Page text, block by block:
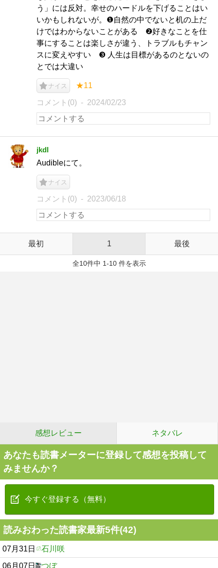
う」には反対。幸せのハードルを下げることはい
いかもしれないが。❶自然の中でないと机の上だ
けではわからないことがある ❷好きなことを仕
事にすることは楽しさが違う、トラブルもチャン
スに変えやすい ❸ 人生は目標があるのとないの
とでは大違い
ナイス ★11
コメント(0) 2024/02/23
jkdl
Audibleにて。
ナイス
コメント(0) 2023/06/18
最初 1 最後
全10件中 1-10 件を表示
感想レビュー ネタバレ
あなたも読書メーターに登録して感想を投稿して
みませんか？
今すぐ登録する（無料）
読みおわった読書家最新5件(42)
07月31日 石川咲
06月07日 つぼ